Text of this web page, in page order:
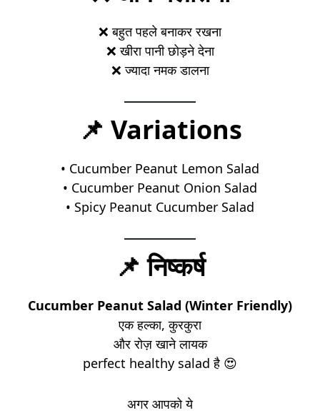
❌ बहुत पहले बनाकर रखना
❌ खीरा पानी छोड़ने देना
❌ ज्यादा नमक डालना
📌 Variations
• Cucumber Peanut Lemon Salad
• Cucumber Peanut Onion Salad
• Spicy Peanut Cucumber Salad
📌 निष्कर्ष
Cucumber Peanut Salad (Winter Friendly)
एक हल्का, कुरकुरा
और रोज़ खाने लायक
perfect healthy salad है 😍
अगर आपको ये